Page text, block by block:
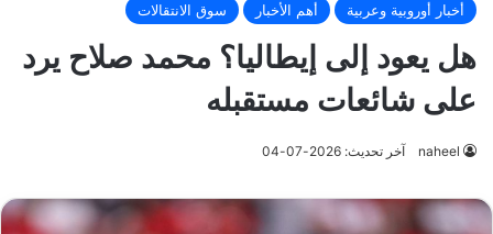
أخبار أوروبية وعربية أهم الأخبار سوق الانتقالات
هل يعود إلى إيطاليا؟ محمد صلاح يرد
على شائعات مستقبله
naheel آخر تحديث: 2026-07-04